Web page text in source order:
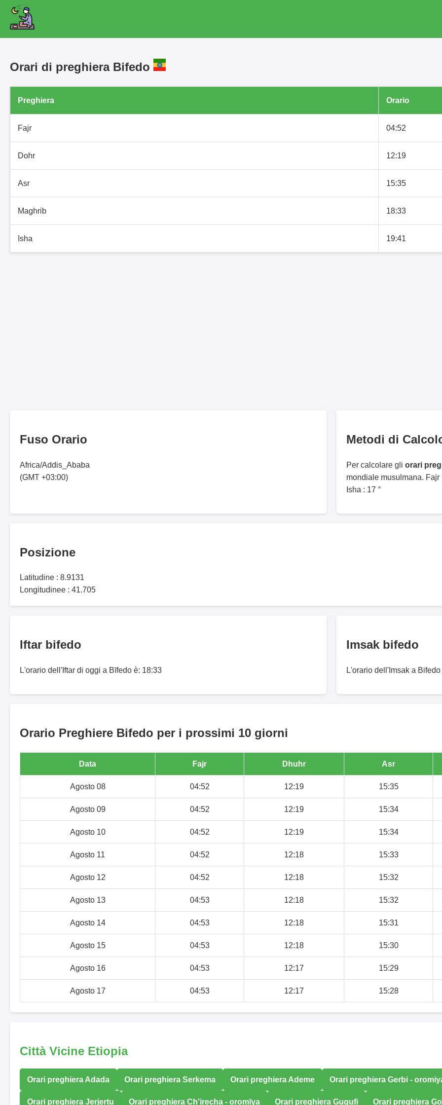
Orari di preghiera Bifedo
Preghiera Orario
Fajr 04:52
Dohr 12:19
Asr 15:35
Maghrib 18:33
Isha 19:41
Fuso Orario
Africa/Addis_Ababa
(GMT +03:00)
Metodi di
Per calcolare gli orari
mondiale musulmana. Fajr
Isha : 17 °
Posizione
Latitudine : 8.9131
Longitudinee : 41.705
Iftar bifedo
L'orario dell'Iftar di oggi a Bīfedo è: 18:33
Imsak bifedo
L'orario dell'Imsak a
Orario Preghiere Bifedo per i prossimi 10 giorni
Data Fajr Dhuhr Asr
Agosto 08 04:52 12:19 15:35
Agosto 09 04:52 12:19 15:34
Agosto 10 04:52 12:19 15:34
Agosto 11 04:52 12:18 15:33
Agosto 12 04:52 12:18 15:32
Agosto 13 04:53 12:18 15:32
Agosto 14 04:53 12:18 15:31
Agosto 15 04:53 12:18 15:30
Agosto 16 04:53 12:17 15:29
Agosto 17 04:53 12:17 15:28
Città Vicine Etiopia
Orari preghiera Adada Orari preghiera Serkema Orari preghiera Ademe Orari preghiera Gerbi -
Orari preghiera Jerjertu Orari preghiera Ch'irecha - oromīya Orari preghiera Gugufi Orari preghiera